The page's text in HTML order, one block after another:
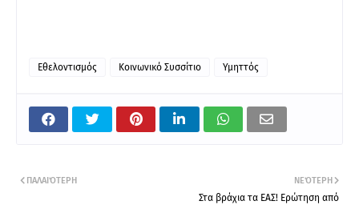
Εθελοντισμός Κοινωνικό Συσσίτιο Υμηττός
ΝΕΌΤΕΡΗ
Στα βράχια τα ΕΑΣ! Ερώτηση από
ΠΑΛΑΙΌΤΕΡΗ